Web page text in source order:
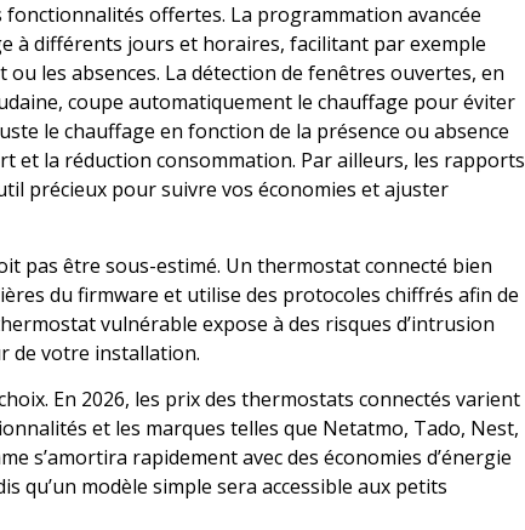
fonctionnalités offertes. La programmation avancée
à différents jours et horaires, facilitant par exemple
les absences. La détection de fenêtres ouvertes, en
coupe automatiquement le chauffage pour éviter
le chauffage en fonction de la présence ou absence
et la réduction consommation. Par ailleurs, les rapports
précieux pour suivre vos économies et ajuster
pas être sous-estimé. Un thermostat connecté bien
du firmware et utilise des protocoles chiffrés afin de
vulnérable expose à des risques d’intrusion
de votre installation.
En 2026, les prix des thermostats connectés varient
et les marques telles que Netatmo, Tado, Nest,
s’amortira rapidement avec des économies d’énergie
qu’un modèle simple sera accessible aux petits